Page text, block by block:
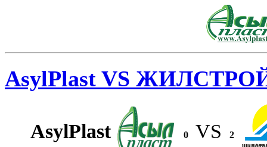
AsylPlast VS
AsylPlast 0 VS 2